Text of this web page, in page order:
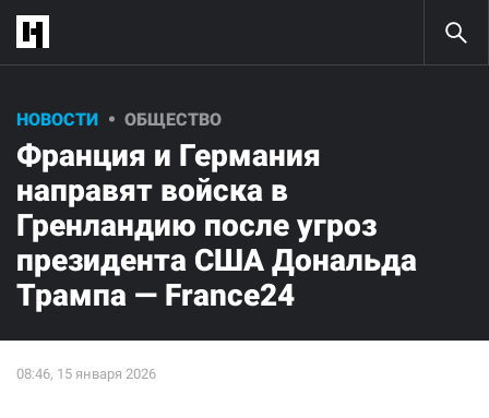
НОВОСТИ ОБЩЕСТВО
Франция и Германия
направят войска в
Гренландию после угроз
президента США Дональда
Трампа — France24